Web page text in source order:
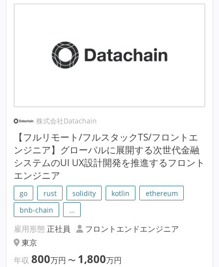
株式会社Datachain
【フルリモート/フルスタックTS/フロントエ
ンジニア】グローバルに展開する次世代金融
システムのUI UX設計開発を推進するフロント
エンジニア
go rust solidity kotlin
ethereum
bnb-chain
…
雇用形態 正社員
フロントエンドエンジニア
東京
年収 800万円 〜 1,800万円